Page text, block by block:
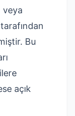
veya
Bu
açık